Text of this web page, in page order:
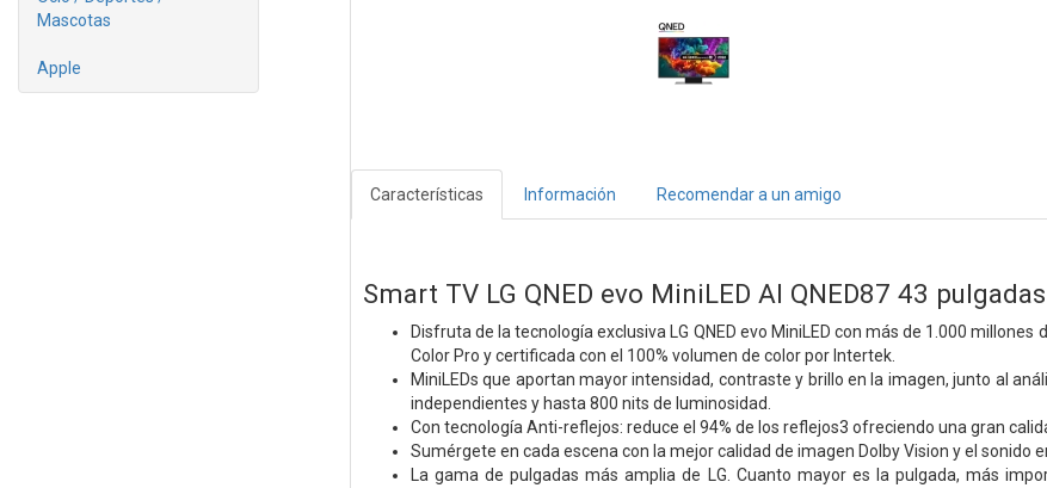
Mascotas
Apple
Características Información Recomendar a un amigo
Smart TV LG QNED evo MiniLED AI QNED87 43
Disfruta de la tecnología exclusiva LG QNED evo MiniLED con más de 1.000
Color Pro y certificada con el 100% volumen de color por Intertek.
MiniLEDs que aportan mayor intensidad, contraste y brillo en la imagen, junto al
independientes y hasta 800 nits de luminosidad.
Con tecnología Anti-reflejos: reduce el 94% de los reflejos3 ofreciendo una gran
Sumérgete en cada escena con la mejor calidad de imagen Dolby Vision y el sonido
La gama de pulgadas más amplia de LG. Cuanto mayor es la pulgada, más